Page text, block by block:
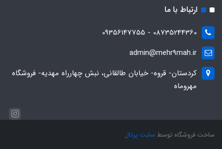
ارتباط با ما
08735244360 - 09356147755
admin@mehr9mah.ir
کردستان- قروه- خیابان طالقانی، نبش چهارراه مهدیه- فروشگاه
مهروماه
ساخت فروشگاه توسط سایت پرتال